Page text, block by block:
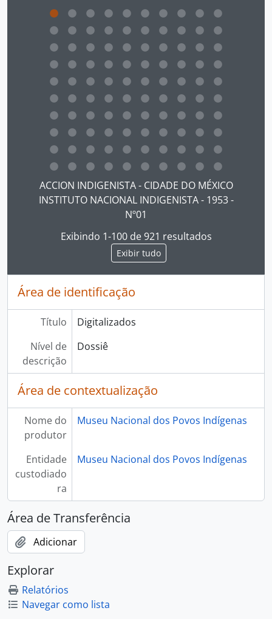
Ao clicar no link deste título da descrição a
ACCION INDIGENISTA - CIDADE DO MÉXICO
INSTITUTO NACIONAL INDIGENISTA - 1953 -
Nº01
Exibindo 1-100 de 921 resultados
Exibir tudo
Área de identificação
Título
Digitalizados
Nível de
descrição
Dossiê
Área de contextualização
Nome do
produtor
Museu Nacional dos Povos Indígenas
Entidade
custodiado
ra
Museu Nacional dos Povos Indígenas
Área de Transferência
Adicionar
Explorar
Relatórios
Navegar como lista